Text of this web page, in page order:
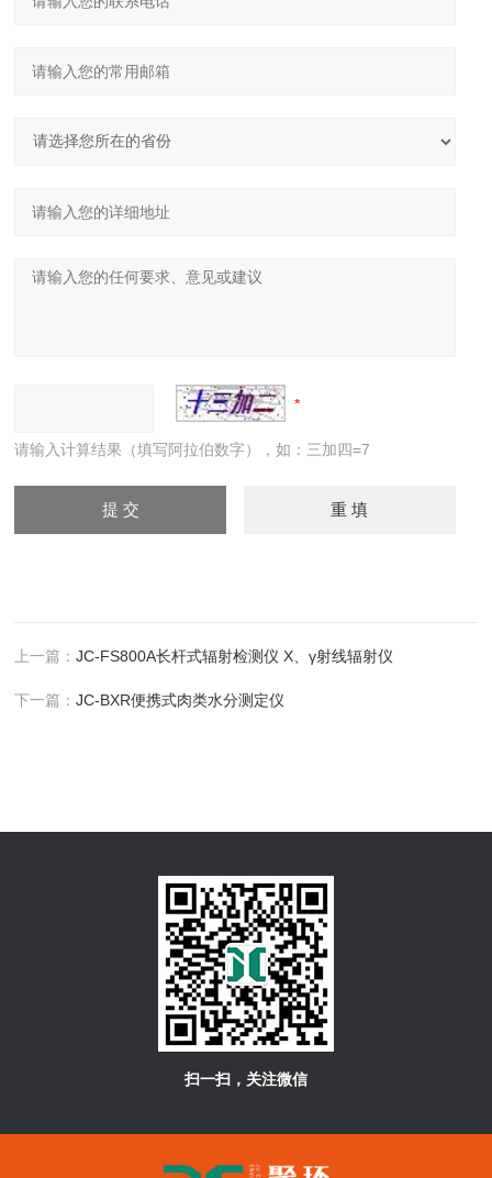
请输入计算结果（填写阿拉伯数字），如：三加四=7
上一篇：JC-FS800A长杆式辐射检测仪 X、γ射线辐射仪
下一篇：JC-BXR便携式肉类水分测定仪
扫一扫，关注微信